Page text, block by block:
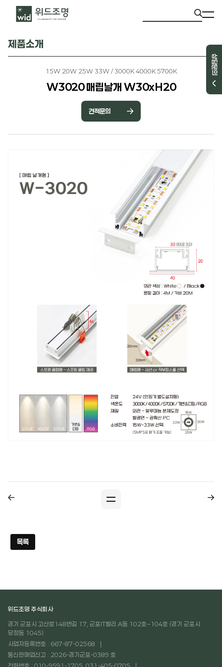
상담문의
제품소개
15W 20W 25W 33W / 3000K 4000K 5700K
W3020 매립날개 W30xH20
견적문의
목록
위드조명 주식회사
경기 군포시 고산로148번길 17, 군포IT밸리 A동 102호~104호 (경기 군포시
당정동 1045)
사업자등록번호 : 667-87-02568
통신판매업신고 : 2026-경기군포-0389 호